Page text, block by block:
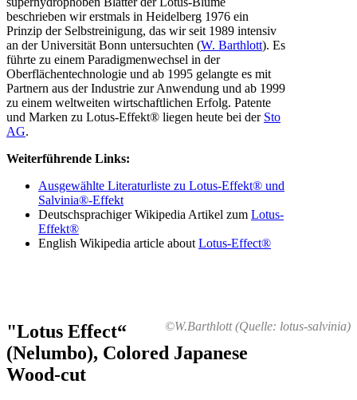
beschrieben wir erstmals in Heidelberg 1976 ein
Prinzip der Selbstreinigung, das wir seit 1989 intensiv
an der Universität Bonn untersuchten (W. Barthlott). Es
führte zu einem Paradigmenwechsel in der
Oberflächentechnologie und ab 1995 gelangte es mit
Partnern aus der Industrie zur Anwendung und ab 1999
zu einem weltweiten wirtschaftlichen Erfolg. Patente
und Marken zu Lotus-Effekt® liegen heute bei der Sto
AG.
Weiterführende Links:
Ausgewählte Literaturliste zu Lotus-Effekt® und
Salvinia®-Effekt
Deutschsprachiger Wikipedia Artikel zum Lotus-
Effekt®
English Wikipedia article about Lotus-Effect®
©W.Barthlott (Quelle: lotus-salvinia)
"Lotus Effect“
(Nelumbo), Colored Japanese
Wood-cut